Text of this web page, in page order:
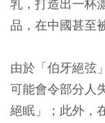
乳，打造出一杯
品，在中國甚至
由於「伯牙絕弦
可能會令部分人
絕眠」；此外，